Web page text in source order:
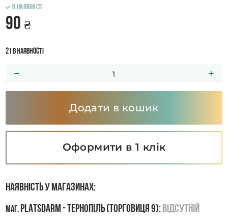
В наявності
90 ₴
21 в наявності
Додати в кошик
Оформити в 1 клік
Наявність у магазинах:
маг.PLATSDARM - Тернопіль (Торговиця 9):Відсутній